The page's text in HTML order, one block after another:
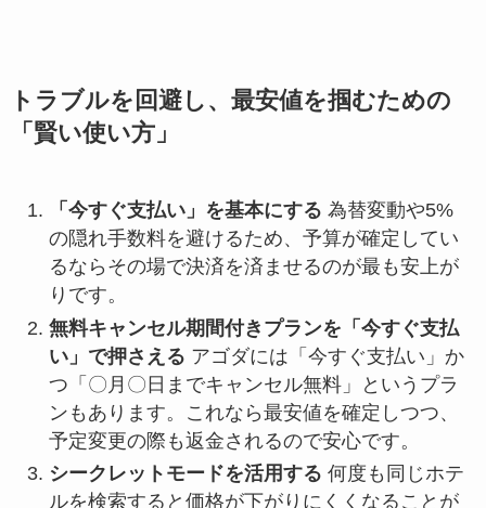
トラブルを回避し、最安値を掴むための
「賢い使い方」
「今すぐ支払い」を基本にする 為替変動や5%
の隠れ手数料を避けるため、予算が確定してい
るならその場で決済を済ませるのが最も安上が
りです。
無料キャンセル期間付きプランを「今すぐ支払
い」で押さえる アゴダには「今すぐ支払い」か
つ「〇月〇日までキャンセル無料」というプラ
ンもあります。これなら最安値を確定しつつ、
予定変更の際も返金されるので安心です。
シークレットモードを活用する 何度も同じホテ
ルを検索すると価格が下がりにくくなることが